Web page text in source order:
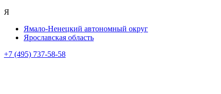
Я
Ямало-Ненецкий автономный округ
Ярославская область
+7 (495) 737-58-58